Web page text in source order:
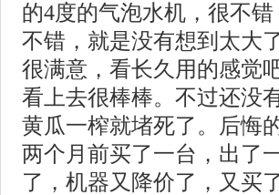
的4度的气泡水机，很不
不错，就是没有想到太大
很满意，看长久用的感觉
看上去很棒棒。不过还没
黄瓜一榨就堵死了。后悔
两个月前买了一台，出了
了，机器又降价了，又买